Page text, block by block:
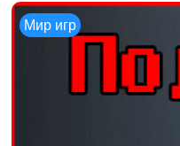
Мир игр